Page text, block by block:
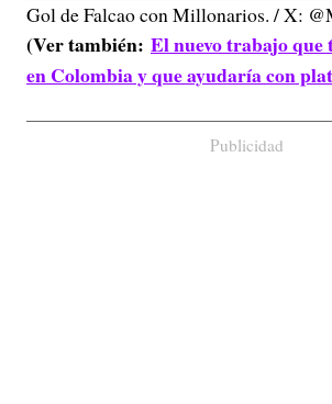
Gol de Falcao con Millonarios. / X:
(Ver también: El nuevo trabajo que
en Colombia y que ayudaría con
Publicidad